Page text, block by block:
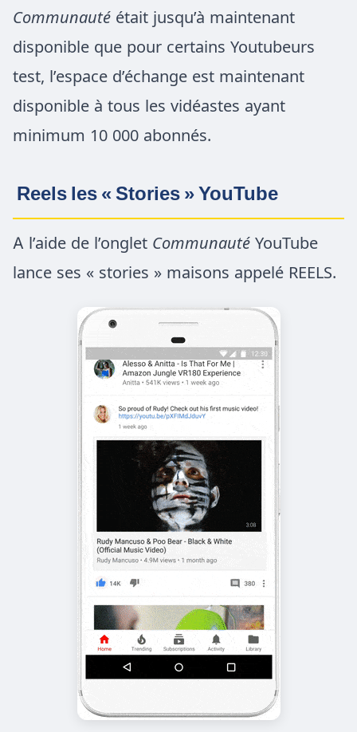
Communauté était jusqu’à maintenant
disponible que pour certains Youtubeurs
test, l’espace d’échange est maintenant
disponible à tous les vidéastes ayant
minimum 10 000 abonnés.
Reels les « Stories »YouTube
A l’aide de l’onglet Communauté YouTube
lance ses « stories » maisons appelé REELS.